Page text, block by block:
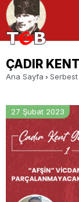
ÇADIR
Ana Sayfa
27 Şubat 2023